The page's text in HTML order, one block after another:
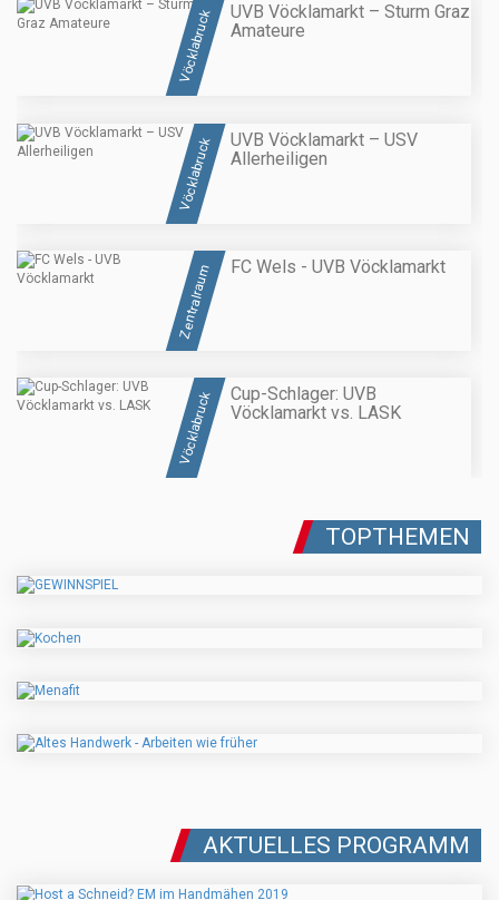
Vöcklabruck
UVB Vöcklamarkt – Sturm Graz
Amateure
Vöcklabruck
UVB Vöcklamarkt – USV
Allerheiligen
Zentralraum FC Wels - UVB Vöcklamarkt
Vöcklabruck
Cup-Schlager: UVB
Vöcklamarkt vs. LASK
TOPTHEMEN
AKTUELLES PROGRAMM